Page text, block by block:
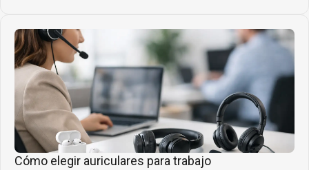
Cómo elegir auriculares para trabajo